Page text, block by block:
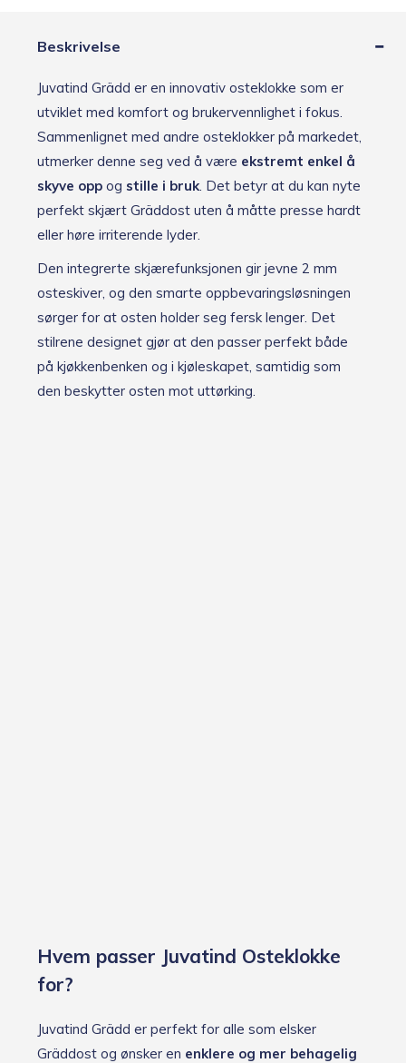
Beskrivelse
Juvatind Grädd er en innovativ osteklokke som er
utviklet med komfort og brukervennlighet i fokus.
Sammenlignet med andre osteklokker på markedet,
utmerker denne seg ved å være ekstremt enkel å
skyve opp og stille i bruk. Det betyr at du kan nyte
perfekt skjært Gräddost uten å måtte presse hardt
eller høre irriterende lyder.
Den integrerte skjærefunksjonen gir jevne 2 mm
osteskiver, og den smarte oppbevaringsløsningen
sørger for at osten holder seg fersk lenger. Det
stilrene designet gjør at den passer perfekt både
på kjøkkenbenken og i kjøleskapet, samtidig som
den beskytter osten mot uttørking.
Hvem passer Juvatind Osteklokke
for?
Juvatind Grädd er perfekt for alle som elsker
Gräddost og ønsker en enklere og mer behagelig